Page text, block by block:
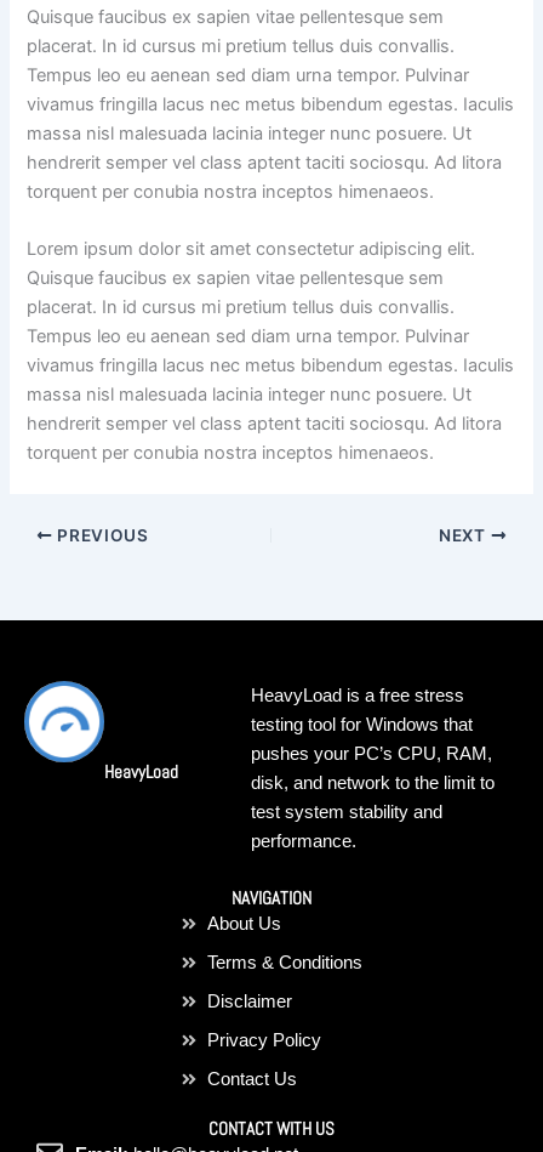
Quisque faucibus ex sapien vitae pellentesque sem
placerat. In id cursus mi pretium tellus duis convallis.
Tempus leo eu aenean sed diam urna tempor. Pulvinar
vivamus fringilla lacus nec metus bibendum egestas. Iaculis
massa nisl malesuada lacinia integer nunc posuere. Ut
hendrerit semper vel class aptent taciti sociosqu. Ad litora
torquent per conubia nostra inceptos himenaeos.
Lorem ipsum dolor sit amet consectetur adipiscing elit.
Quisque faucibus ex sapien vitae pellentesque sem
placerat. In id cursus mi pretium tellus duis convallis.
Tempus leo eu aenean sed diam urna tempor. Pulvinar
vivamus fringilla lacus nec metus bibendum egestas. Iaculis
massa nisl malesuada lacinia integer nunc posuere. Ut
hendrerit semper vel class aptent taciti sociosqu. Ad litora
torquent per conubia nostra inceptos himenaeos.
PREVIOUS NEXT
HeavyLoad
HeavyLoad is a free stress
testing tool for Windows that
pushes your PC’s CPU, RAM,
disk, and network to the limit to
test system stability and
performance.
NAVIGATION
About Us
Terms & Conditions
Disclaimer
Privacy Policy
Contact Us
CONTACT WITH US